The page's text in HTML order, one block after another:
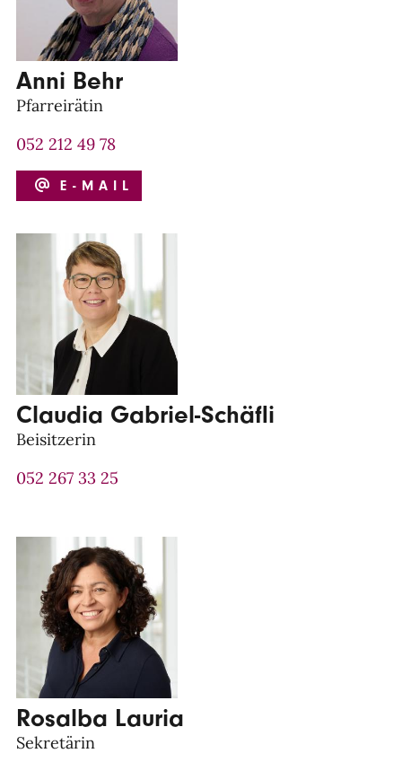
Anni Behr
Pfarreirätin
052 212 49 78
E-MAIL
Claudia Gabriel-Schäfli
Beisitzerin
052 267 33 25
Rosalba Lauria
Sekretärin